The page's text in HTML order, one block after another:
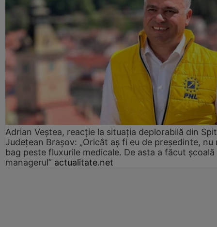
Adrian Veștea, reacție la situația deplorabilă din
Județean Brașov: „Oricât aș fi eu de președinte, nu
bag peste fluxurile medicale. De asta a făcut școală
managerul” actualitate.net